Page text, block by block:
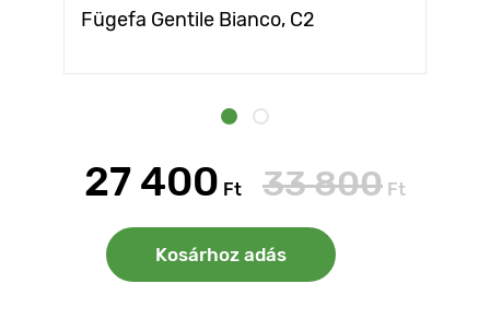
Fügefa Gentile Bianco, С2
27 400 Ft 33 800 Ft
Kosárhoz adás